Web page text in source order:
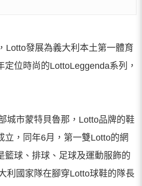
Lotto發展為義大利本土第一體育
定位時尚的LottoLeggenda系列，
城市蒙特貝魯那，Lotto品牌的鞋
立，同年6月，第一雙Lotto的網
籃球、排球、足球及運動服飾的
利國家隊在腳穿Lotto球鞋的隊長